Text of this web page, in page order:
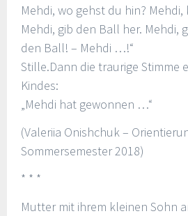
Mehdi, wo gehst du hin?
Mehdi, gib den Ball her. Mehdi,
den Ball! – Mehdi …!“
Stille.Dann die traurige Stimme
Kindes:
„Mehdi hat gewonnen …“
(Valeriia Onishchuk –
Sommersemester 2018)
* * *
Mutter mit ihrem kleinen Sohn